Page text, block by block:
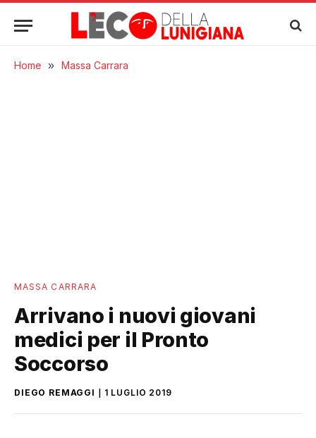
Home » Massa Carrara
MASSA CARRARA
Arrivano i nuovi giovani
medici per il Pronto
Soccorso
DIEGO REMAGGI 1 LUGLIO 2019